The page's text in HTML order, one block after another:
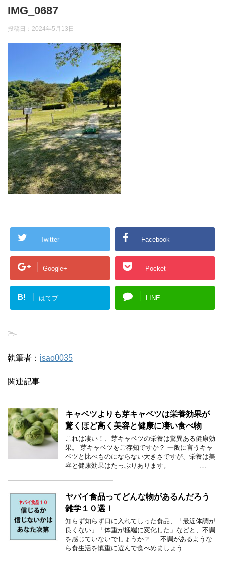
IMG_0687
投稿日： 2024年5月13日
Twitter Facebook
Google+ Pocket
B! はてブ LINE
-
執筆者： isao0035
関連記事
キャベツよりも芽キャベツは栄養効果が
驚くほど高く美容と健康に凄い食べ物
これは凄い！、芽キャベツの栄養は驚異ある健康効
果。 芽キャベツをご存知ですか？ 一般に言うキャ
ベツと比べものにならない大きさですが、栄養は美
容と健康効果はたっぷりあります。 …
ヤバイ食品ってどんな物があるんだろう
雑学１０選！
知らず知らず口に入れてしった食品、「最近体調が
良くない」「体重が極端に変化した」などと、不調
を感じていないでしょうか？ 不調があるような
ら食生活を慎重に選んで食べめましょう …